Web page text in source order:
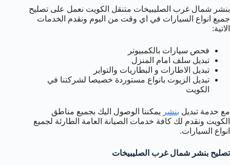
بنشر شمال غرب الصليبيخات متنقل الكويت نعمل على تصليح
جميع انواع السيارات في اي وقت من اليوم ونقدم الخدمات
الاتية:
فحص سيارات بالكمبيوتر
تبديل سلف امام المنزل
تبديل الاطارات و البطاريات والتواير
تبديل الزيوت بانواع مستوردة خصيصا لشركتنا في
الكويت
مع خدمة تبديل بنشر يمكننا الوصول اليك بجميع مناطق
الكويت ونقدم لك كافة خدمات الصيانة العامة الطارئة لجميع
انواع السيارات.
تصليح بنشر شمال غرب الصليبيخات